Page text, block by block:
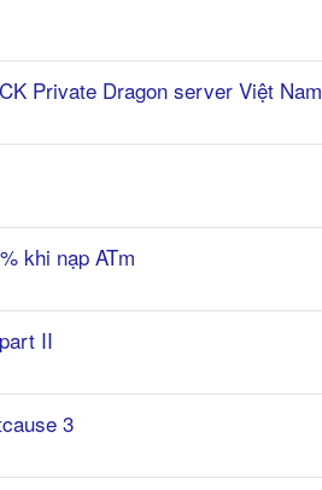
Private Dragon server Việt Nam
khi nạp ATm
II
3